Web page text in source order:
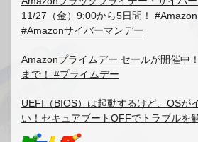
11/27（金）9:00から5日間！
#Amazonサイバーマンデー
Amazonプライムデー セールが開催中
まで！ #プライムデー
UEFI（BIOS）は起動するけど、OSが
い！セキュアブートOFFでトラブルを